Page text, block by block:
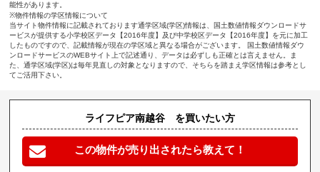
能性があります。
※物件情報の学区情報について
当サイト物件情報に記載されております通学区域(学区)情報は、国土数値情報ダウンロードサ
ービスが提供する小学校区データ【2016年度】及び中学校区データ【2016年度】を元に加工
したものですので、記載情報が現在の学区域と異なる場合がございます。 国土数値情報ダウ
ンロードサービスのWEBサイト上で記述通り、データは必ずしも正確とは言えません。ま
た、通学区域(学区)は毎年見直しの対象となりますので、そちらを踏まえ学区情報は参考とし
てご活用下さい。
ライフピア南越谷 を買いたい方
この物件が売り出されたら教えて！